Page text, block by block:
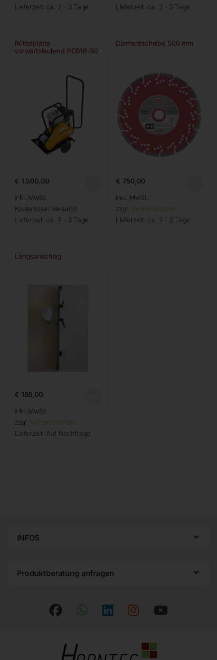
Lieferzeit: ca. 2 - 3 Tage
Lieferzeit: ca. 2 - 3 Tage
Rüttelplatte
vorwärtslaufend PCB16-50
€ 1.500,00
inkl. MwSt.
Kostenloser Versand
Lieferzeit: ca. 2 - 3 Tage
Diamantscheibe 500 mm
€ 750,00
inkl. MwSt.
zzgl. Versandkosten
Lieferzeit: ca. 2 - 3 Tage
Längsanschlag
€ 186,00
inkl. MwSt.
zzgl. Versandkosten
Lieferzeit: Auf Nachfrage
INFOS
Produktberatung anfragen